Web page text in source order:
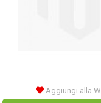
Aggiungi alla